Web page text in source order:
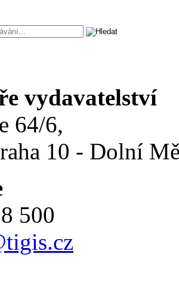
vydavatelství
64/6,
10 - Dolní
500